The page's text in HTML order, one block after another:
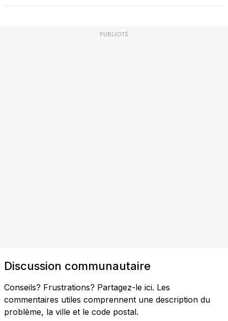
PUBLICITÉ
Discussion communautaire
Conseils? Frustrations? Partagez-le ici. Les
commentaires utiles comprennent une description du
problème, la ville et le code postal.